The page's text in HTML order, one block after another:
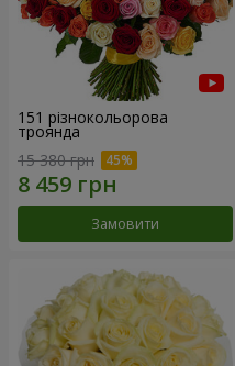
151 різнокольорова
троянда
15 380 грн
Замовити